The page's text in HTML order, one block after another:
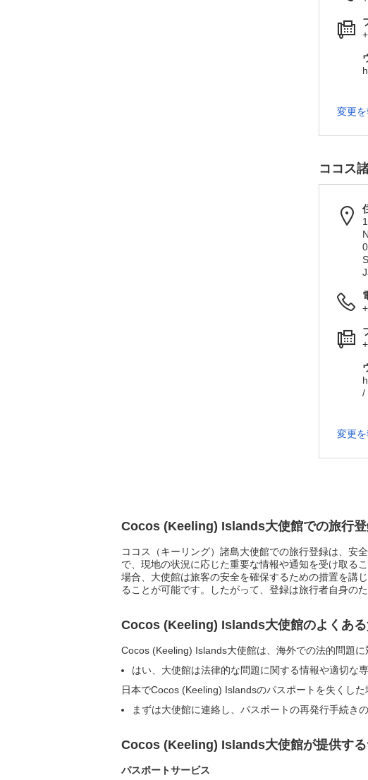
Cocos (Keeling) Islands大使館での旅行
ココス（キーリング）諸島大使館での旅行登録は、安
で、現地の状況に応じた重要な情報や通知を受け取る
場合、大使館は旅客の安全を確保するための措置を講
ることが可能です。したがって、登録は旅行者自身の
Cocos (Keeling) Islands大使館のよくある
Cocos (Keeling) Islands大使館は、海外での法的問題
はい、大使館は法律的な問題に関する情報や適切な
日本でCocos (Keeling) Islandsのパスポートを失くし
まずは大使館に連絡し、パスポートの再発行手続き
Cocos (Keeling) Islands大使館が提供する
パスポートサービス
変更
ココス
/
変更